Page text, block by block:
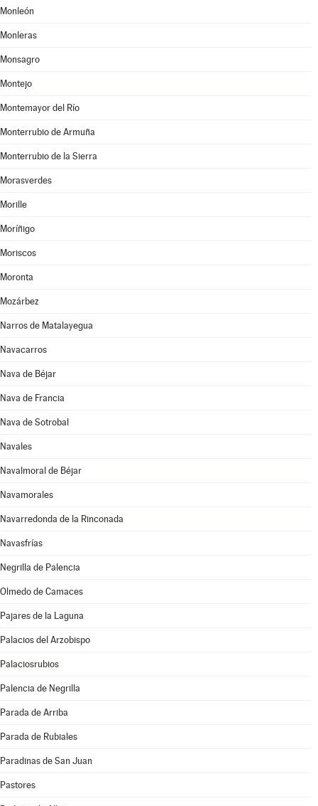
Monleón
Monleras
Monsagro
Montejo
Montemayor del Río
Monterrubio de Armuña
Monterrubio de la Sierra
Morasverdes
Morille
Moríñigo
Moriscos
Moronta
Mozárbez
Narros de Matalayegua
Navacarros
Nava de Béjar
Nava de Francia
Nava de Sotrobal
Navales
Navalmoral de Béjar
Navamorales
Navarredonda de la Rinconada
Navasfrías
Negrilla de Palencia
Olmedo de Camaces
Pajares de la Laguna
Palacios del Arzobispo
Palaciosrubios
Palencia de Negrilla
Parada de Arriba
Parada de Rubiales
Paradinas de San Juan
Pastores